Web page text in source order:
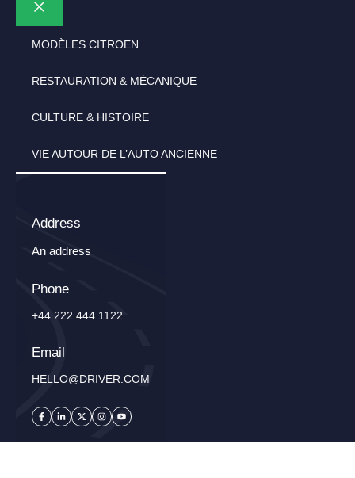
Fermer
MODÈLES CITROEN
RESTAURATION & MÉCANIQUE
CULTURE & HISTOIRE
VIE AUTOUR DE L’AUTO ANCIENNE
Address
An address
Phone
+44 222 444 1122
Email
HELLO@DRIVER.COM